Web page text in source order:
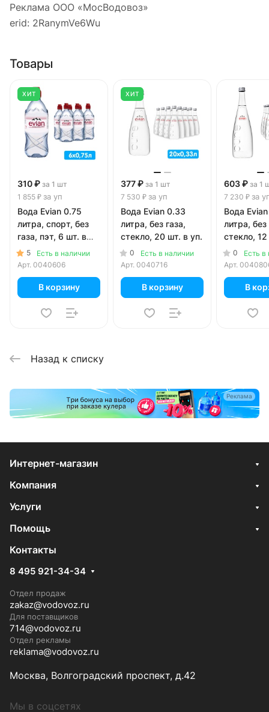
Реклама ООО «МосВодовоз»
erid: 2RanymVe6Wu
Товары
ХИТ
310 ₽ за 1 шт
1 855 ₽ за уп
Вода Evian 0.75
литра, спорт, без
газа, пэт, 6 шт. в
уп.5
Есть в наличии
Арт. 0040606
В корзину
ХИТ
377 ₽ за 1 шт
7 530 ₽ за уп
Вода Evian 0.33
литра, без газа,
стекло, 20 шт. в уп.
0
Есть в наличии
Арт. 0040716
В корзину
603 ₽ за 1
7 230 ₽ за
Вода
литра, без
стекло,
0
Есть в
Арт.
В
Назад к списку
Реклама
Интернет-магазин
Компания
Услуги
Помощь
Контакты
8 495 921-34-34
Отдел продаж
zakaz@vodovoz.ru
Для поставщиков
714@vodovoz.ru
Отдел рекламы
reklama@vodovoz.ru
Москва, Волгоградский проспект, д.42
Мы в соцсетях